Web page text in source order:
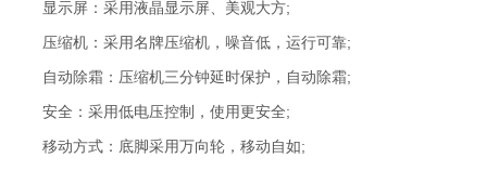
显示屏：采用液晶显示屏、美观大方;
压缩机：采用名牌压缩机，噪音低，运行可靠;
自动除霜：压缩机三分钟延时保护，自动除霜;
安全：采用低电压控制，使用更安全;
移动方式：底脚采用万向轮，移动自如;